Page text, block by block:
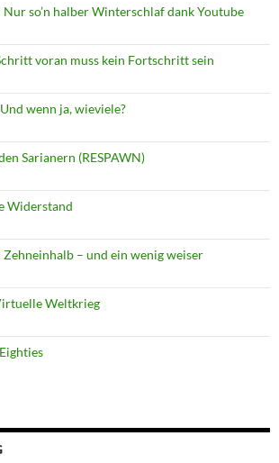
Nur so’n halber Winterschlaf dank Youtube
voran muss kein Fortschritt sein
wenn ja, wieviele?
Sarianern (RESPAWN)
Widerstand
Zehneinhalb – und ein wenig weiser
Weltkrieg